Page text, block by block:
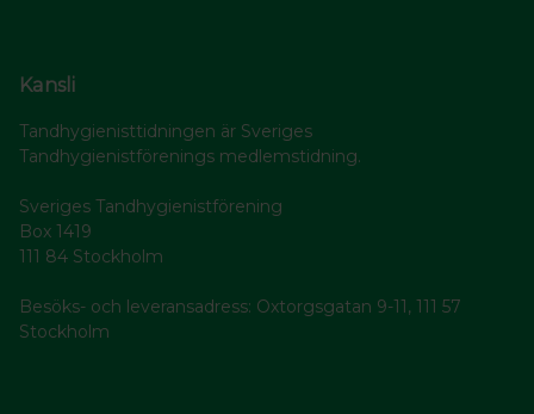
Kansli
Tandhygienisttidningen är Sveriges
Tandhygienistförenings medlemstidning.
Sveriges Tandhygienistförening
Box 1419
111 84 Stockholm
Besöks- och leveransadress: Oxtorgsgatan 9-11, 111 57
Stockholm